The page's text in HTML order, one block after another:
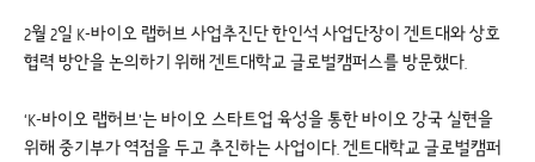
2월 2일 K-바이오 랩허브 사업추진단 한인석 사업단장이 겐트대와 상호
협력 방안을 논의하기 위해 겐트대학교 글로벌캠퍼스를 방문했다.
‘K-바이오 랩허브’는 바이오 스타트업 육성을 통한 바이오 강국 실현을
위해 중기부가 역점을 두고 추진하는 사업이다. 겐트대학교 글로벌캠퍼